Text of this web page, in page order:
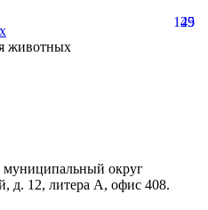
животных
муниципальный округ
д. 12, литера А, офис 408.
129
45